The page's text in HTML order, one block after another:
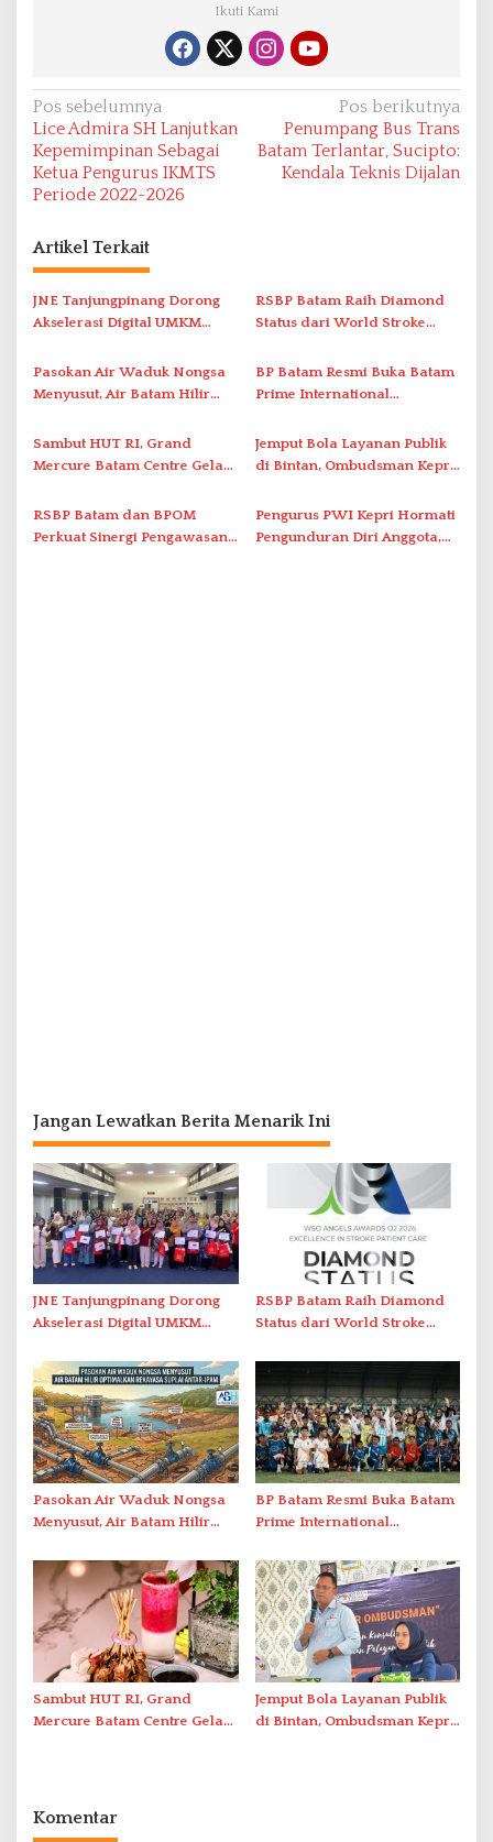
Ikuti Kami
N
a
v
i
g
a
s
i
o
Pos sebelumnya
Lice Admira SH Lanjutkan
Kepemimpinan Sebagai
Ketua Pengurus IKMTS
Periode 2022-2026
Pos berikutnya
Penumpang Bus Trans
Batam Terlantar, Sucipto:
Kendala Teknis Dijalan
Artikel Terkait
JNE Tanjungpinang Dorong
Akselerasi Digital UMKM
2026
RSBP Batam Raih Diamond
Status dari World Stroke
Penanganan Stroke
Berstandar Internasional
Pasokan Air Waduk Nongsa
Menyusut, Air Batam Hilir
Antar-IPAM
BP Batam Resmi Buka Batam
Prime International
2026 di Stadion Temenggung
Abdul Jamal
Sambut HUT RI, Grand
Mercure Batam Centre Gelar
Nusantara’
Jemput Bola Layanan Publik
di Bintan, Ombudsman Kepri
Solar Nelayan
RSBP Batam dan BPOM
Perkuat Sinergi Pengawasan
Pengurus PWI Kepri Hormati
Pengunduran Diri Anggota,
Jangan Lewatkan Berita Menarik Ini
JNE Tanjungpinang Dorong
Akselerasi Digital UMKM
2026
RSBP Batam Raih Diamond
Status dari World Stroke
Berstandar Internasional
Pasokan Air Waduk Nongsa
Menyusut, Air Batam Hilir
Antar-IPAM
BP Batam Resmi Buka Batam
Prime International
2026 di Stadion Temenggung
Abdul Jamal
Sambut HUT RI, Grand
Mercure Batam Centre Gelar
Jemput Bola Layanan Publik
di Bintan, Ombudsman Kepri
Komentar